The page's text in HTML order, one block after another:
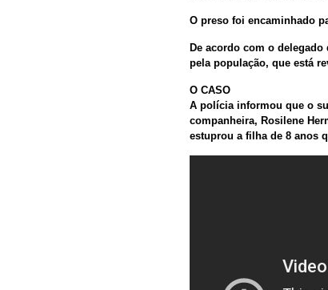
O preso foi encaminhado
De acordo com o
pela população, que está
O CASO
A polícia informou que o
companheira, Rosilene
estuprou a filha de 8 anos